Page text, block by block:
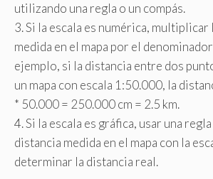
utilizando una regla o un compás.
3. Si la escala es numérica, multiplicar
medida en el mapa por el
ejemplo, si la distancia entre dos
un mapa con escala 1:50.000, la
* 50.000 = 250.000 cm = 2.5 km.
4. Si la escala es gráfica, usar una
distancia medida en el mapa con la
determinar la distancia real.